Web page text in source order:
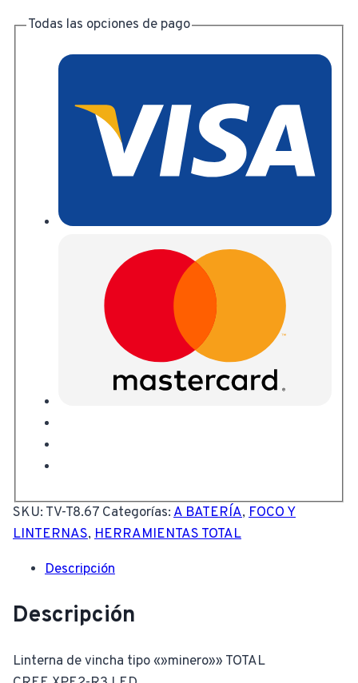
Todas las opciones de pago
SKU: TV-T8.67 Categorías:A BATERÍA, FOCO Y
LINTERNAS, HERRAMIENTAS TOTAL
Descripción
Descripción
Linterna de vincha tipo «»minero»» TOTAL